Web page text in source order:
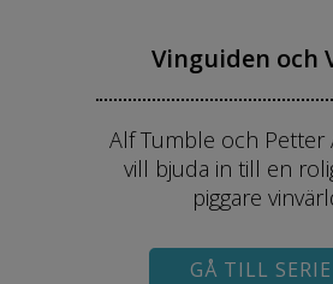
Vinguiden och
Alf Tumble och Petter
vill bjuda in till en
piggare
GÅ TILL